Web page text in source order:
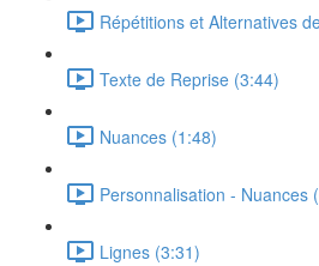
Répétitions et Alternatives
Texte de Reprise (3:44)
Nuances (1:48)
Personnalisation - Nuances
Lignes (3:31)